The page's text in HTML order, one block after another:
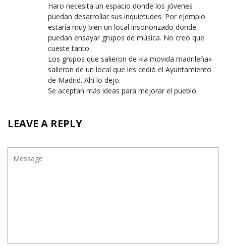
Haro necesita un espacio donde los jóvenes
puedan desarrollar sus inquietudes. Por ejemplo
estaría muy bien un local insonorizado donde
puedan ensayar grupos de música. No creo que
cueste tanto.
Los grupos que salieron de «la movida madrileña»
salieron de un local que les cedió el Ayuntamiento
de Madrid. Ahí lo dejo.
Se aceptan más ideas para mejorar el pueblo.
LEAVE A REPLY